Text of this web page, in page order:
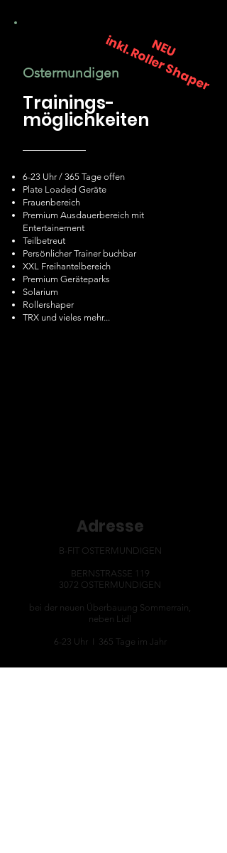
Ostermundigen
NEU
inkl. Roller Shaper
Trainings-
möglichkeiten
6-23 Uhr / 365 Tage offen
Plate Loaded Geräte
Frauenbereich
Premium Ausdauerbereich mit
Entertainement
Teilbetreut
Persönlicher Trainer buchbar
XXL Freihantelbereich
Premium Geräteparks
Solarium
Rollershaper
TRX und vieles mehr...
Adresse
B-FIT OSTERMUNDIGEN
BERNSTRASSE 119
3072 OSTERMUNDIGEN
bei der neuen Überbauung Sommerrain,
neben Lidl
6-23 Uhr I 365 Tage im Jahr